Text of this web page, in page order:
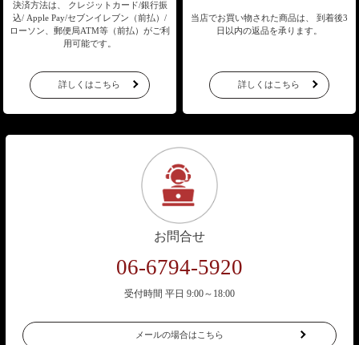
決済方法は、 クレジットカード/銀行振
込/ Apple Pay/セブンイレブン（前払）/
ローソン、郵便局ATM等（前払）がご利
用可能です。
詳しくはこちら
当店でお買い物された商品は、
到着後3
日以内の返品を承ります。
詳しくはこちら
お問合せ
06-6794-5920
受付時間 平日 9:00～18:00
メールの場合はこちら